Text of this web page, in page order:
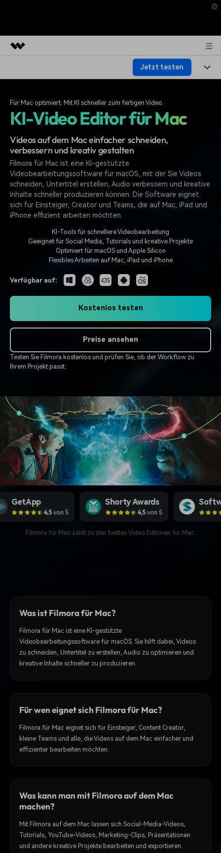
Dienstprogramme
Überblick
Lösungen
Über uns
Presseraum
Shop
Support
Jetzt testen
Plattformen
Assets
KI
Video/Foto
Audio
Text
Lösungen
Soziale Medien
Marketing & Business
Lifestyle & Spaß
Ressourcen
Video-Prompts
Über 100 heiße Video-
Prompts – schnell ähnliche
Videos erstellen
Meisterkurs
Beherrschen Sie
fortgeschrittene
Videobearbeitungsfähigkeiten
Kickstart Bootcamp
Lernen, ausdrücken und
erweitern Sie Ihre
DIY-Spezialeffekte
Erfahren Sie, wie Sie einen
Spezialeffekt erzeugen
können
Creator
Monetarisierungs-
Programm
Freunde-werben-
Programm
Community
Empfohlene Inhalte
Hilfe-Center
Wir helfen Ihnen gerne weiter
Kundengeschichten
Erfahren Sie, wie unsere
Kunden erfolgreich sind
Unternehmensniveau
Lernen
Suchen
Für Mac optimiert. Mit KI schneller zum fertigen Video.
KI-Video Editor für Mac
Videos auf dem Mac einfacher schneiden,
verbessern und kreativ gestalten
Filmora für Mac ist eine KI-gestützte
Videobearbeitungssoftware für macOS, mit der Sie Videos
schneiden, Untertitel erstellen, Audio verbessern und kreative
Inhalte schneller produzieren können. Die Software eignet
sich für Einsteiger, Creator und Teams, die auf Mac, iPad und
iPhone effizient arbeiten möchten.
KI-Tools für schnellere Videobearbeitung
Geeignet für Social Media, Tutorials und kreative Projekte
Optimiert für macOS und Apple Silicon
Flexibles Arbeiten auf Mac, iPad und iPhone
Verfügbar auf:
Kostenlos testen
Preise ansehen
Testen Sie Filmora kostenlos und prüfen Sie, ob der Workflow zu
Ihrem Projekt passt.
4,5von 5
Shorty Awards
4,5von 5
SoftwareHow
4,5von 5
Filmora für Mac zählt zu den besten Video Editoren für Mac.
Was ist Filmora für Mac?
Filmora für Mac ist eine KI-gestützte
Videobearbeitungssoftware für macOS. Sie hilft dabei, Videos
zu schneiden, Untertitel zu erstellen, Audio zu optimieren und
kreative Inhalte schneller zu produzieren.
Für wen eignet sich Filmora für Mac?
Filmora für Mac eignet sich für Einsteiger, Content Creator,
kleine Teams und alle, die Videos auf dem Mac einfacher und
effizienter bearbeiten möchten.
Was kann man mit Filmora auf dem Mac
machen?
Mit Filmora auf dem Mac lassen sich Social-Media-Videos,
Tutorials, YouTube-Videos, Marketing-Clips, Präsentationen
und andere kreative Projekte bearbeiten und exportieren.